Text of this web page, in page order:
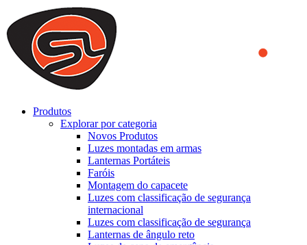
We use cookies to ensure that we provide you the best experience
on our website. By continuing to browse this website, you accept
that cookies are used to help us analyze how the website is used and
to offer you a better experience. To learn more or to find out how
you can disable cookies, you can access our
Produtos
Explorar por categoria
Novos Produtos
Luzes montadas em armas
Lanternas Portáteis
Faróis
Montagem do capacete
Luzes com classificação de segurança
internacional
Luzes com classificação de segurança
Lanternas de ângulo reto